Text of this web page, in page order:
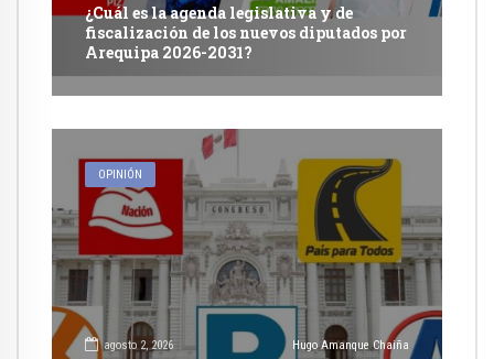
¿Cuál es la agenda legislativa y de
fiscalización de los nuevos diputados por
Arequipa 2026-2031?
OPINIÓN
agosto 2, 2026 Hugo Amanque Chaiña